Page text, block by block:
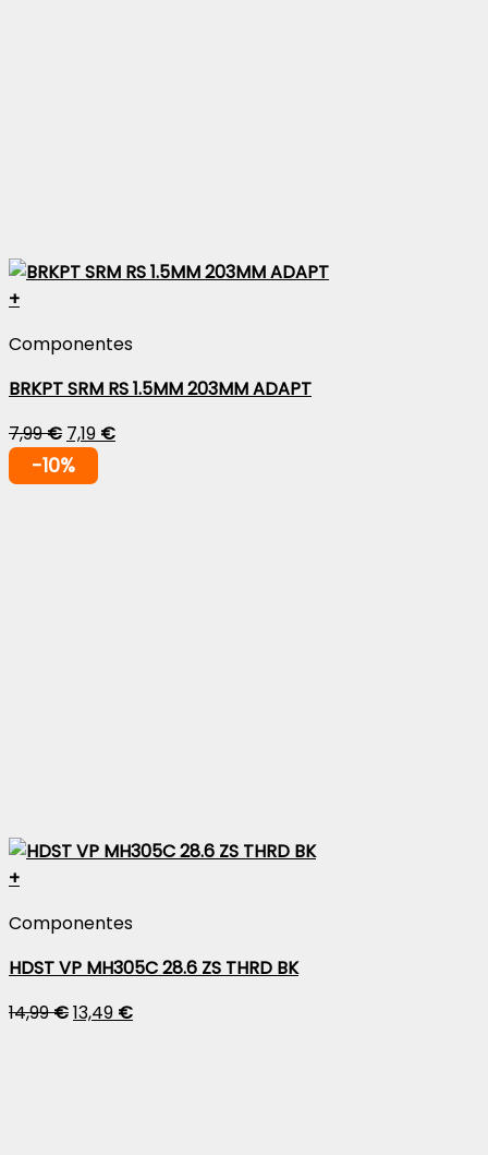
+
Componentes
BRKPT SRM RS 1.5MM 203MM ADAPT
7,99€ 7,19 €
-10%
+
Componentes
HDST VP MH305C 28.6 ZS THRD BK
14,99€13,49 €